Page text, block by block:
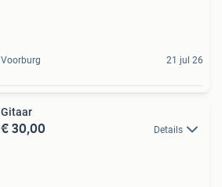
Voorburg 21 jul 26
Gitaar
€ 30,00 Details